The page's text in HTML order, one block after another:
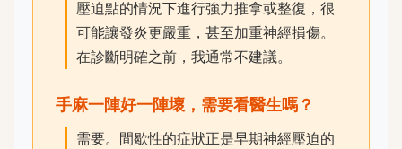
壓迫點的情況下進行強力推拿或整復，很
可能讓發炎更嚴重，甚至加重神經損傷。
在診斷明確之前，我通常不建議。
手麻一陣好一陣壞，需要看醫生嗎？
需要。間歇性的症狀正是早期神經壓迫的